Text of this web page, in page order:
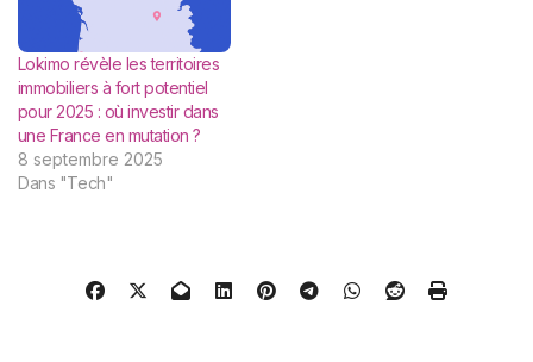
Lokimo révèle les territoires
immobiliers à fort potentiel
pour 2025 : où investir dans
une France en mutation ?
8 septembre 2025
Dans "Tech"